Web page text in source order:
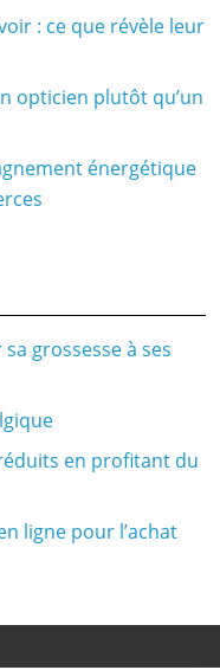
: ce que révèle leur
opticien plutôt qu’un
énergétique
grossesse à ses
en profitant du
ligne pour l’achat